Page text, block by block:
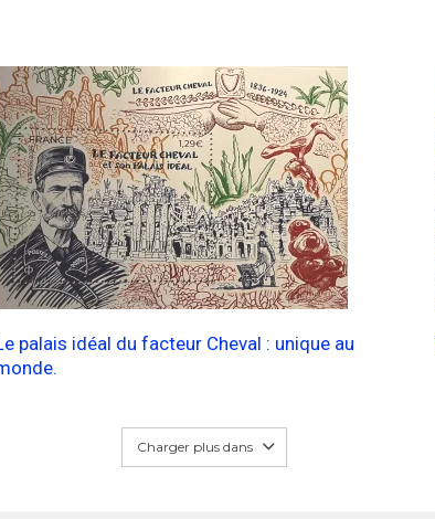
palais idéal du facteur Cheval : unique au
Charger plus dans